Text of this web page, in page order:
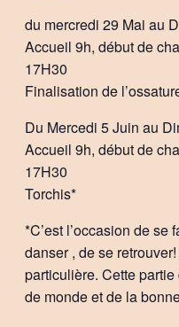
du mercredi 29 Mai au
Accueil 9h, début de
17H30
Finalisation de
Du Mercedi 5 Juin au
Accueil 9h, début de
17H30
Torchis*
*C’est l’occasion de se
danser , de se
particulière. Cette
de monde et de la